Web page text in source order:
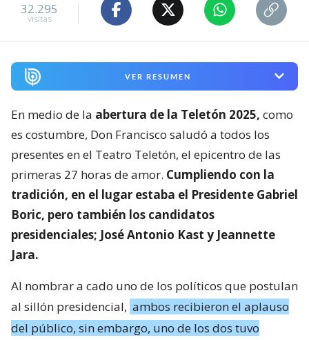
32.295
visitas
VER RESUMEN
En medio de la abertura de la Teletón 2025, como
es costumbre, Don Francisco saludó a todos los
presentes en el Teatro Teletón, el epicentro de las
primeras 27 horas de amor. Cumpliendo con la
tradición, en el lugar estaba el Presidente Gabriel
Boric, pero también los candidatos
presidenciales; José Antonio Kast y Jeannette
Jara.
Al nombrar a cado uno de los políticos que postulan
al sillón presidencial, ambos recibieron el aplauso
del público, sin embargo, uno de los dos tuvo